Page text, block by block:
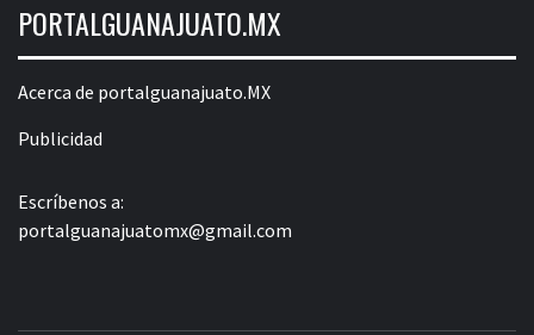
PORTALGUANAJUATO.MX
Acerca de portalguanajuato.MX
Publicidad
Escríbenos a:
portalguanajuatomx@gmail.com